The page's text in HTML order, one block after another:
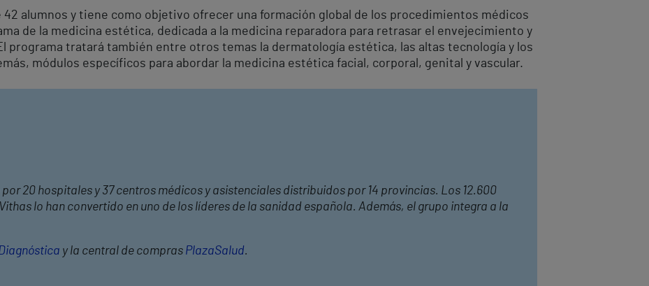
42 alumnos y tiene como objetivo ofrecer una formación global de los procedimientos médicos
de la medicina estética, dedicada a la medicina reparadora para retrasar el envejecimiento y
programa tratará también entre otros temas la dermatología estética, las altas tecnología y los
módulos específicos para abordar la medicina estética facial, corporal, genital y vascular.
20 hospitales y 37 centros médicos y asistenciales distribuidos por 14 provincias. Los 12.600
lo han convertido en uno de los líderes de la sanidad española. Además, el grupo integra a la
y la central de compras PlazaSalud.